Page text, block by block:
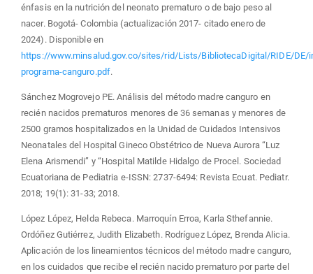
énfasis en la nutrición del neonato prematuro o de bajo peso al
nacer. Bogotá- Colombia (actualización 2017- citado enero de
2024). Disponible en
https://www.minsalud.gov.co/sites/rid/Lists/BibliotecaDigital/RIDE/DE/
programa-canguro.pdf.
Sánchez Mogrovejo PE. Análisis del método madre canguro en
recién nacidos prematuros menores de 36 semanas y menores de
2500 gramos hospitalizados en la Unidad de Cuidados Intensivos
Neonatales del Hospital Gineco Obstétrico de Nueva Aurora “Luz
Elena Arismendi” y “Hospital Matilde Hidalgo de Procel. Sociedad
Ecuatoriana de Pediatria e-ISSN: 2737-6494: Revista Ecuat. Pediatr.
2018; 19(1): 31-33; 2018.
López López, Helda Rebeca. Marroquín Erroa, Karla Sthefannie.
Ordóñez Gutiérrez, Judith Elizabeth. Rodríguez López, Brenda Alicia.
Aplicación de los lineamientos técnicos del método madre canguro,
en los cuidados que recibe el recién nacido prematuro por parte del